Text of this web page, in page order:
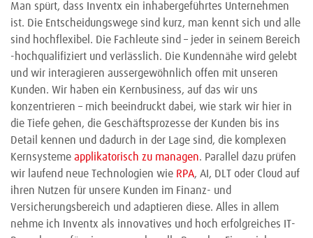
Man spürt, dass Inventx ein inhabergeführtes Unternehmen
ist. Die Entscheidungswege sind kurz, man kennt sich und alle
sind hochflexibel. Die Fachleute sind – jeder in seinem Bereich
-hochqualifiziert und verlässlich. Die Kundennähe wird gelebt
und wir interagieren aussergewöhnlich offen mit unseren
Kunden. Wir haben ein Kernbusiness, auf das wir uns
konzentrieren – mich beeindruckt dabei, wie stark wir hier in
die Tiefe gehen, die Geschäftsprozesse der Kunden bis ins
Detail kennen und dadurch in der Lage sind, die komplexen
Kernsysteme applikatorisch zu managen. Parallel dazu prüfen
wir laufend neue Technologien wie RPA, AI, DLT oder Cloud auf
ihren Nutzen für unsere Kunden im Finanz- und
Versicherungsbereich und adaptieren diese. Alles in allem
nehme ich Inventx als innovatives und hoch erfolgreiches IT-